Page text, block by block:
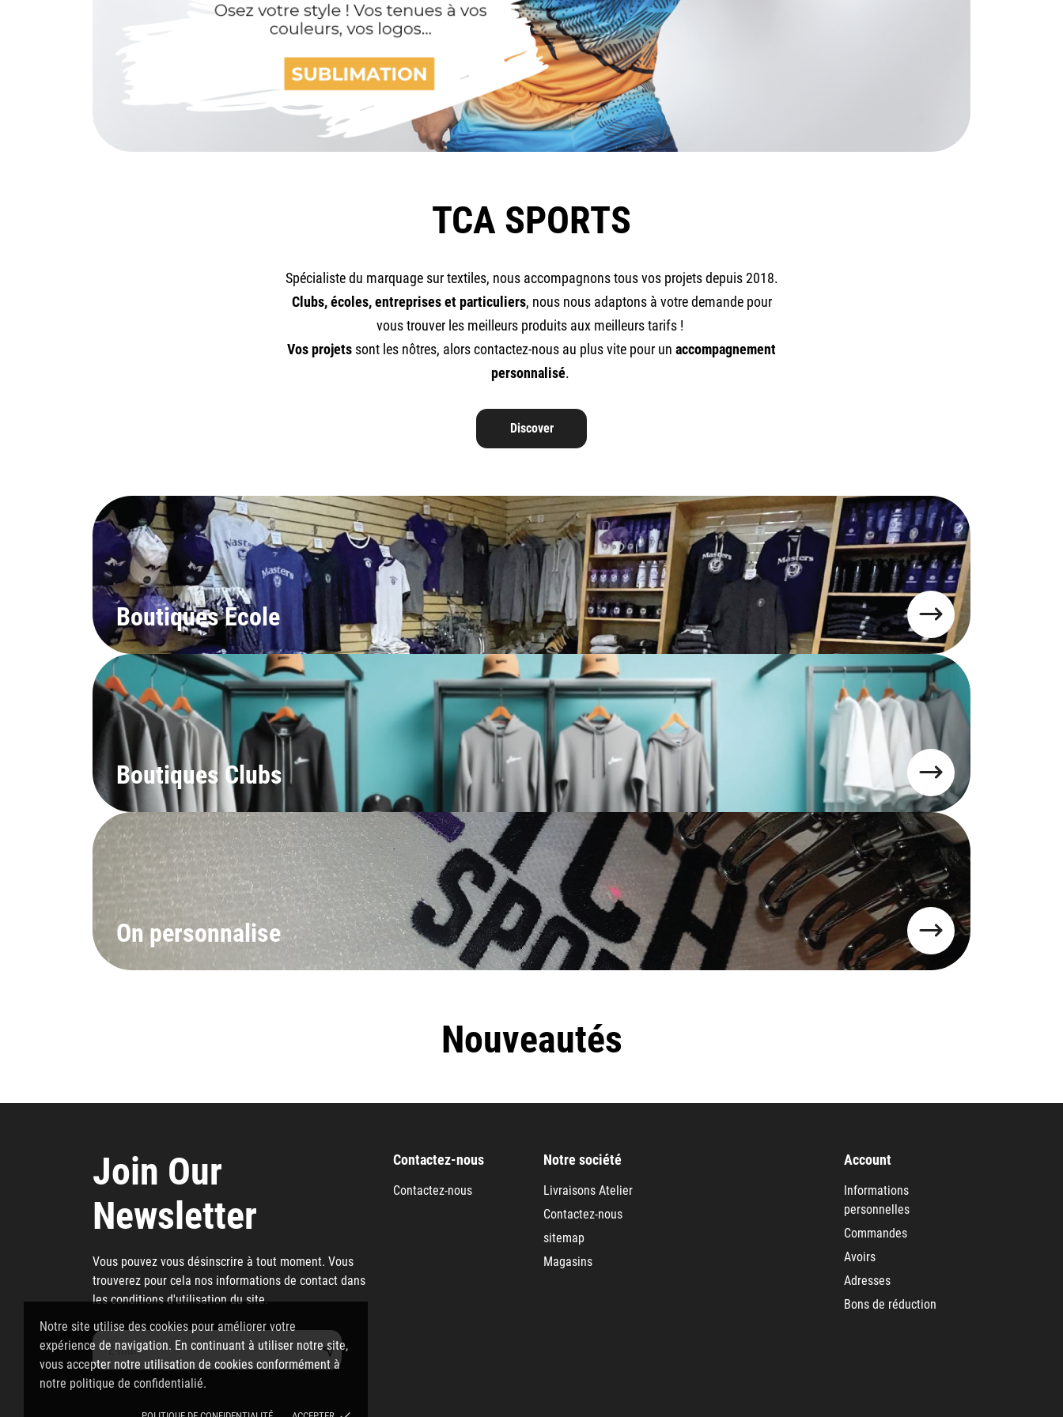
Notre site utilise des cookies pour améliorer votre
expérience de navigation. En continuant à utiliser notre site,
vous accepter notre utilisation de cookies conformément à
notre politique de confidentialié.
TCA SPORTS
Spécialiste du marquage sur textiles, nous accompagnons tous vos projets depuis 2018.
Clubs, écoles, entreprises et particuliers, nous nous adaptons à votre demande pour
vous trouver les meilleurs produits aux meilleurs tarifs !
Vos projets sont les nôtres, alors contactez-nous au plus vite pour un accompagnement
personnalisé.
Discover
Boutiques Ecole
Boutiques Clubs
On personnalise
Nouveautés
Join Our
Newsletter
Vous pouvez vous désinscrire à tout moment. Vous
trouverez pour cela nos informations de contact dans
les conditions d'utilisation du site.
Contactez-nous
Contactez-nous
Notre société
Livraisons Atelier
Contactez-nous
sitemap
Magasins
Account
Informations
personnelles
Commandes
Avoirs
Adresses
Bons de réduction